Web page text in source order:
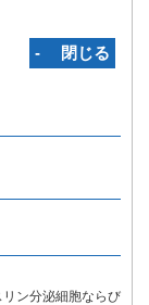
‐ 閉じる
ン分泌細胞ならび